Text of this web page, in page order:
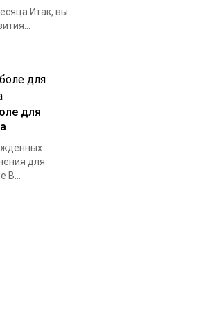
Итак, вы
для
для